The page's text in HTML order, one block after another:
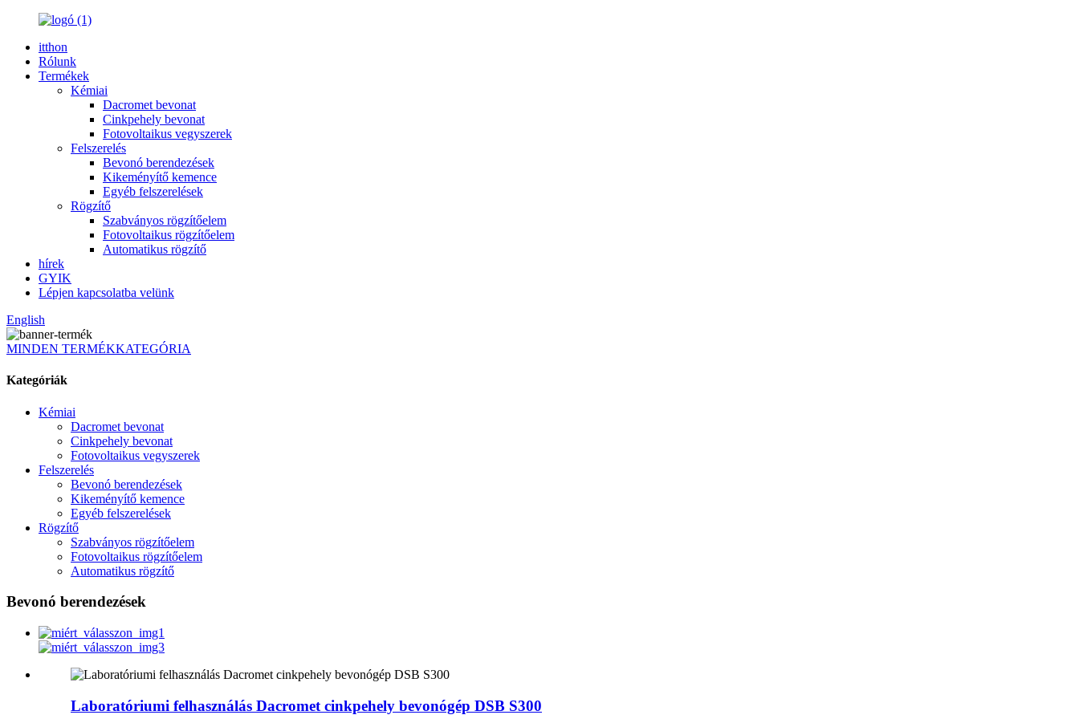
itthon
Rólunk
Termékek
Kémiai
Dacromet bevonat
Cinkpehely bevonat
Fotovoltaikus vegyszerek
Felszerelés
Bevonó berendezések
Kikeményítő kemence
Egyéb felszerelések
Rögzítő
Szabványos rögzítőelem
Fotovoltaikus rögzítőelem
Automatikus rögzítő
hírek
GYIK
Lépjen kapcsolatba velünk
English
MINDEN TERMÉKKATEGÓRIA
Kategóriák
Kémiai
Dacromet bevonat
Cinkpehely bevonat
Fotovoltaikus vegyszerek
Felszerelés
Bevonó berendezések
Kikeményítő kemence
Egyéb felszerelések
Rögzítő
Szabványos rögzítőelem
Fotovoltaikus rögzítőelem
Automatikus rögzítő
Bevonó berendezések
Laboratóriumi felhasználás Dacromet cinkpehely bevonógép DSB S300